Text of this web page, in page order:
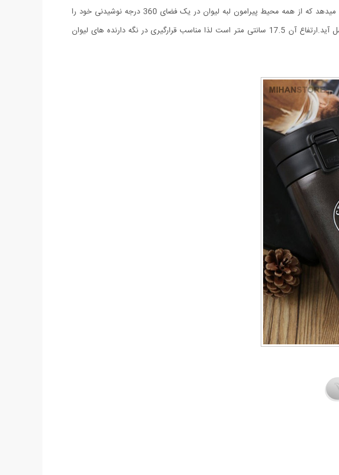
بعمل می آورد. ‌باز شدن درب این لیوان تنها با یک فشار تماسی انجام میگیرد. این طراحی هوشمندانه به شما این امکان را میدهد که از همه محیط پیرامون لبه لیوان در یک فضای 360 درجه نوشیدنی خود را
بنوشید.‌این موضوع باعث می شود که به هنگام عدم استفاده از تغییر دما و یا ریخته شدن مایعات درون ماگ جلوگیری بعمل آید.‌ارتفاع آن 17.5 سانتی متر است لذا مناسب قرارگیری در نگه دارنده های لیوان